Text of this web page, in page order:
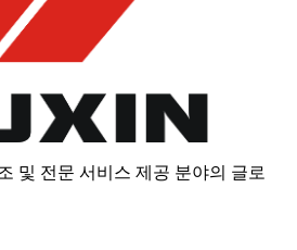
및 전문 서비스 제공 분야의 글로